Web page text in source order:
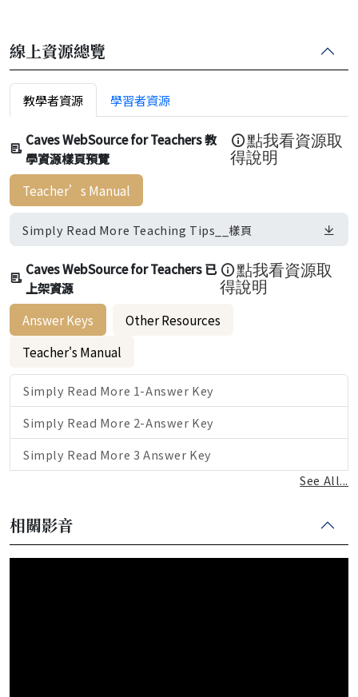
線上資源總覽
教學者資源 學習者資源
Caves WebSource for Teachers 教
學資源樣頁預覽
點我看資源取
得說明
Teacher’s Manual
Simply Read More Teaching Tips__樣頁
Caves WebSource for Teachers 已
上架資源
點我看資源取
得說明
Answer Keys
Other Resources
Teacher's Manual
Simply Read More 1-Answer Key
Simply Read More 2-Answer Key
Simply Read More 3 Answer Key
See All...
相關影音